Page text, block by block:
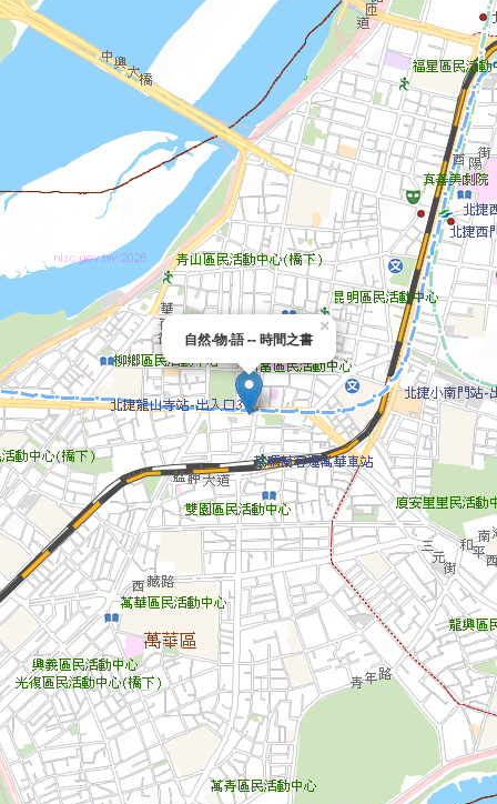
自然‧物‧語 -- 時間之書
×